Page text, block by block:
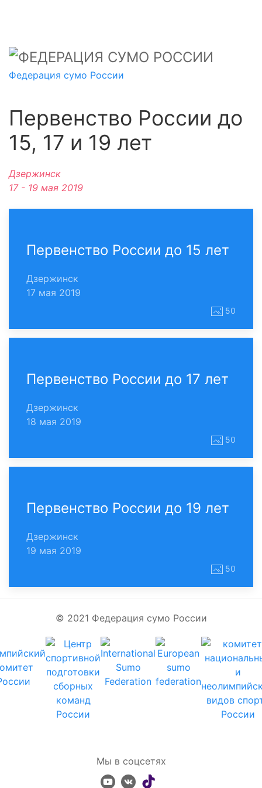
Федерация сумо России
Первенство России до
15, 17 и 19 лет
Дзержинск
17 - 19 мая 2019
Первенство России до 15 лет
Дзержинск
17 мая 2019
50
Первенство России до 17 лет
Дзержинск
18 мая 2019
50
Первенство России до 19 лет
Дзержинск
19 мая 2019
50
© 2021 Федерация сумо России
Мы в соцсетях